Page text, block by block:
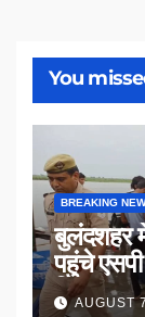
You
BREAKING
बुलंदशहर
पहुंचे एसपी
कियाAUGUST